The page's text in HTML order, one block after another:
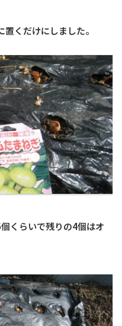
くだけにしました。
くらいで残りの4個はオ